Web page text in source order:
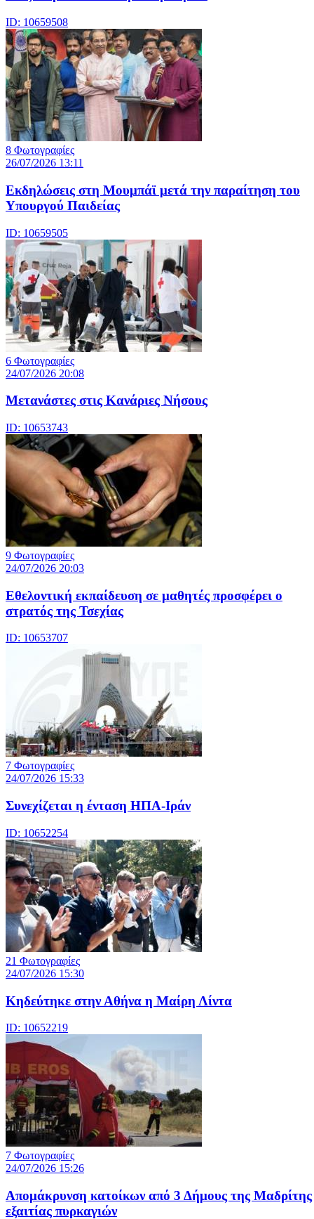
ID: 10659508
8 Φωτογραφίες
26/07/2026 13:11
Eκδηλώσεις στη Μουμπάϊ μετά την παραίτηση του
Υπουργού Παιδείας
ID: 10659505
6 Φωτογραφίες
24/07/2026 20:08
Μετανάστες στις Κανάριες Νήσους
ID: 10653743
9 Φωτογραφίες
24/07/2026 20:03
Eθελοντική εκπαίδευση σε μαθητές προσφέρει ο
στρατός της Τσεχίας
ID: 10653707
7 Φωτογραφίες
24/07/2026 15:33
Συνεχίζεται η ένταση ΗΠΑ-Ιράν
ID: 10652254
21 Φωτογραφίες
24/07/2026 15:30
Κηδεύτηκε στην Αθήνα η Μαίρη Λίντα
ID: 10652219
7 Φωτογραφίες
24/07/2026 15:26
Απομάκρυνση κατοίκων από 3 Δήμους της Μαδρίτης
εξαιτίας πυρκαγιών